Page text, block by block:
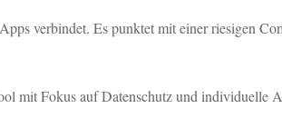
verbindet. Es punktet mit einer riesigen
mit Fokus auf Datenschutz und individuelle